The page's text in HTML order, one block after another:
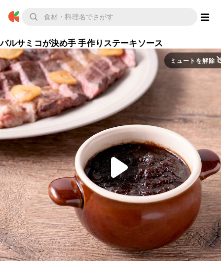
バルサミコが決め手 手作りステーキソース
ミュートを解除